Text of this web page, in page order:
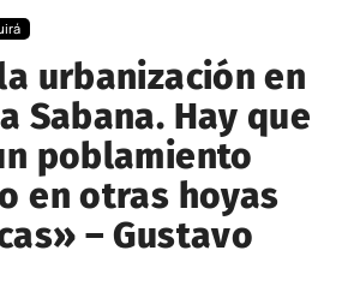
urbanización en
Sabana. Hay que
poblamiento
en otras hoyas
– Gustavo